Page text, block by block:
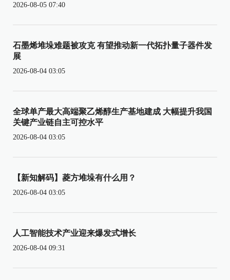
2026-08-05 07:40
石墨烯堆垛难题被攻克 有望推动新一代拓扑量子器件发
展
2026-08-04 03:05
全球单产最大高端聚乙烯醇生产基地建成 大幅提升我国
关键产业链自主可控水平
2026-08-04 03:05
【新知解码】菱方堆垛有什么用？
2026-08-04 03:05
人工智能技术产业迎来爆发式增长
2026-08-04 09:31